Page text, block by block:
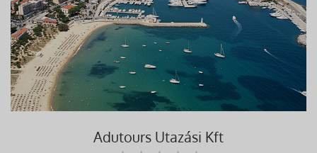
Adutours Utazási Kft